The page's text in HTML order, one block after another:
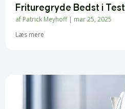
Frituregryde Bedst i Test
af Patrick Meyhoff| mar 25, 2025
Læs mere